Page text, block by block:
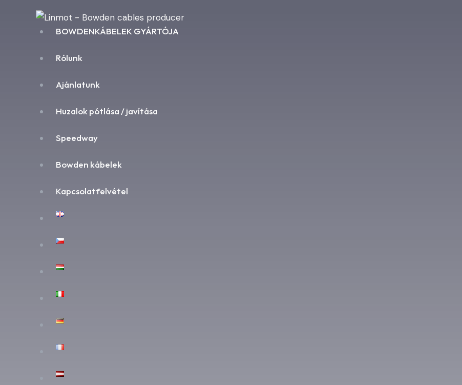
BOWDENKÁBELEK GYÁRTÓJA
Rólunk
Ajánlatunk
Huzalok pótlása / javítása
Speedway
Bowden kábelek
Kapcsolatfelvétel